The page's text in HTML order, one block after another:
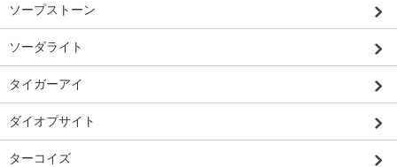
ソープストーン
ソーダライト
タイガーアイ
ダイオプサイト
ターコイズ